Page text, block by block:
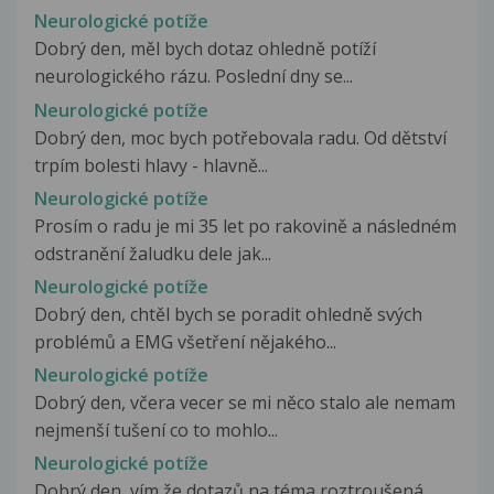
Neurologické potíže
Dobrý den, měl bych dotaz ohledně potíží
neurologického rázu. Poslední dny se...
Neurologické potíže
Dobrý den, moc bych potřebovala radu. Od dětství
trpím bolesti hlavy - hlavně...
Neurologické potíže
Prosím o radu je mi 35 let po rakovině a následném
odstranění žaludku dele jak...
Neurologické potíže
Dobrý den, chtěl bych se poradit ohledně svých
problémů a EMG všetření nějakého...
Neurologické potíže
Dobrý den, včera vecer se mi něco stalo ale nemam
nejmenší tušení co to mohlo...
Neurologické potíže